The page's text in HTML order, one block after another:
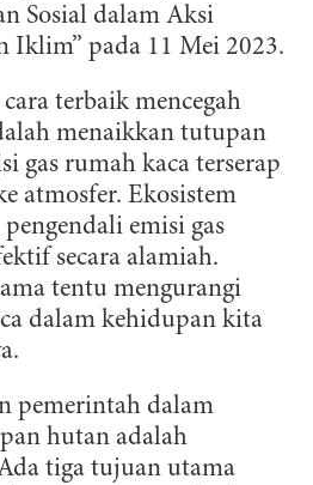
Sosial dalam Aksi
Iklim” pada 11 Mei 2023.
terbaik mencegah
menaikkan tutupan
gas rumah kaca terserap
atmosfer. Ekosistem
emisi gas
secara alamiah.
tentu mengurangi
dalam kehidupan kita
pemerintah dalam
hutan adalah
tiga tujuan utama